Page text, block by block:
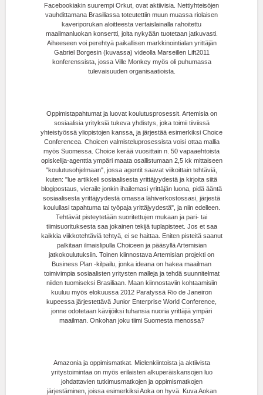
Facebookiakin suurempi Orkut, ovat aktiivisia. Nettiyhteisöjen
vauhdittamana Brasiliassa toteutettiin muun muassa riolaisen
kaveriporukan aloitteesta vertaislainalla rahoitettu
maailmanluokan konsertti, joita nykyään tuotetaan jatkuvasti.
Aiheeseen voi perehtyä paikallisen markkinointialan yrittäjän
Gabriel Borgesin (kuvassa) videolla Marseillen Lift2011
konferenssista, jossa Ville Monkey myös oli puhumassa
tulevaisuuden organisaatioista.
Oppimistapahtumat ja luovat koulutusprosessit. Artemisia on
sosiaalisia yrityksiä tukeva yhdistys, joka toimii tiiviissä
yhteistyössä yliopistojen kanssa, ja järjestää esimerkiksi Choice
Conferencea. Choicen valmisteluprosessista voisi ottaa mallia
myös Suomessa. Choice kerää vuosittain n. 50 vapaaehtoista
opiskelija-agenttia ympäri maata osallistumaan 2,5 kk mittaiseen
"koulutusohjelmaan", jossa agentit saavat viikoittain tehtäviä,
kuten: "lue artikkeli sosiaalisesta yrittäjyydestä ja kirjoita siitä
blogipostaus, vieraile jonkin ihailemasi yrittäjän luona, pidä ääntä
sosiaalisesta yrittäjyydestä omassa lähiverkostossasi, järjestä
koulullasi tapahtuma tai työpaja yrittäjyydestä", ja niin edelleen.
Tehtävät pisteytetään suoritettujen mukaan ja pari- tai
tiimisuorituksesta saa jokainen tekijä tuplapisteet. Jos et saa
kaikkia viikkotehtäviä tehtyä, ei se haittaa. Eniten pisteitä saanut
palkitaan ilmaislipulla Choiceen ja pääsyllä Artemisian
jatkokoulutuksiin. Toinen kiinnostava Artemisian projekti on
Business Plan -kilpailu, jonka ideana on hakea maailman
toimivimpia sosiaalisten yritysten malleja ja tehdä suunnitelmat
niiden tuomiseksi Brasiliaan. Maan kiinnostaviin kohtaamisiin
kuuluu myös elokuussa 2012 Paratyssä Rio de Janeiron
kupeessa järjestettävä Junior Enterprise World Conference,
jonne odotetaan kävijöiksi tuhansia nuoria yrittäjiä ympäri
maailman. Onkohan joku tiimi Suomesta menossa?
Amazonia ja oppimismatkat. Mielenkiintoista ja aktiivista
yritystoimintaa on myös erilaisten alkuperäiskansojen luo
johdattavien tutkimusmatkojen ja oppimismatkojen
järjestäminen, joissa esimerkiksi Aoka on hyvä. Kuva Aokan